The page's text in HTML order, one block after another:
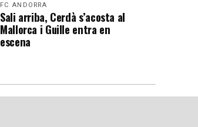
FC ANDORRA
Sali arriba, Cerdà s’acosta al
Mallorca i Guille entra en
escena